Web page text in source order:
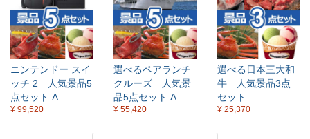
ニンテンドー スイ
ッチ 2 人気景品5
点セット A
¥ 99,520
選べるペアランチ
クルーズ 人気景
品5点セット A
¥ 55,420
選べる日本三大和
牛 人気景品3点
セット
¥ 25,370